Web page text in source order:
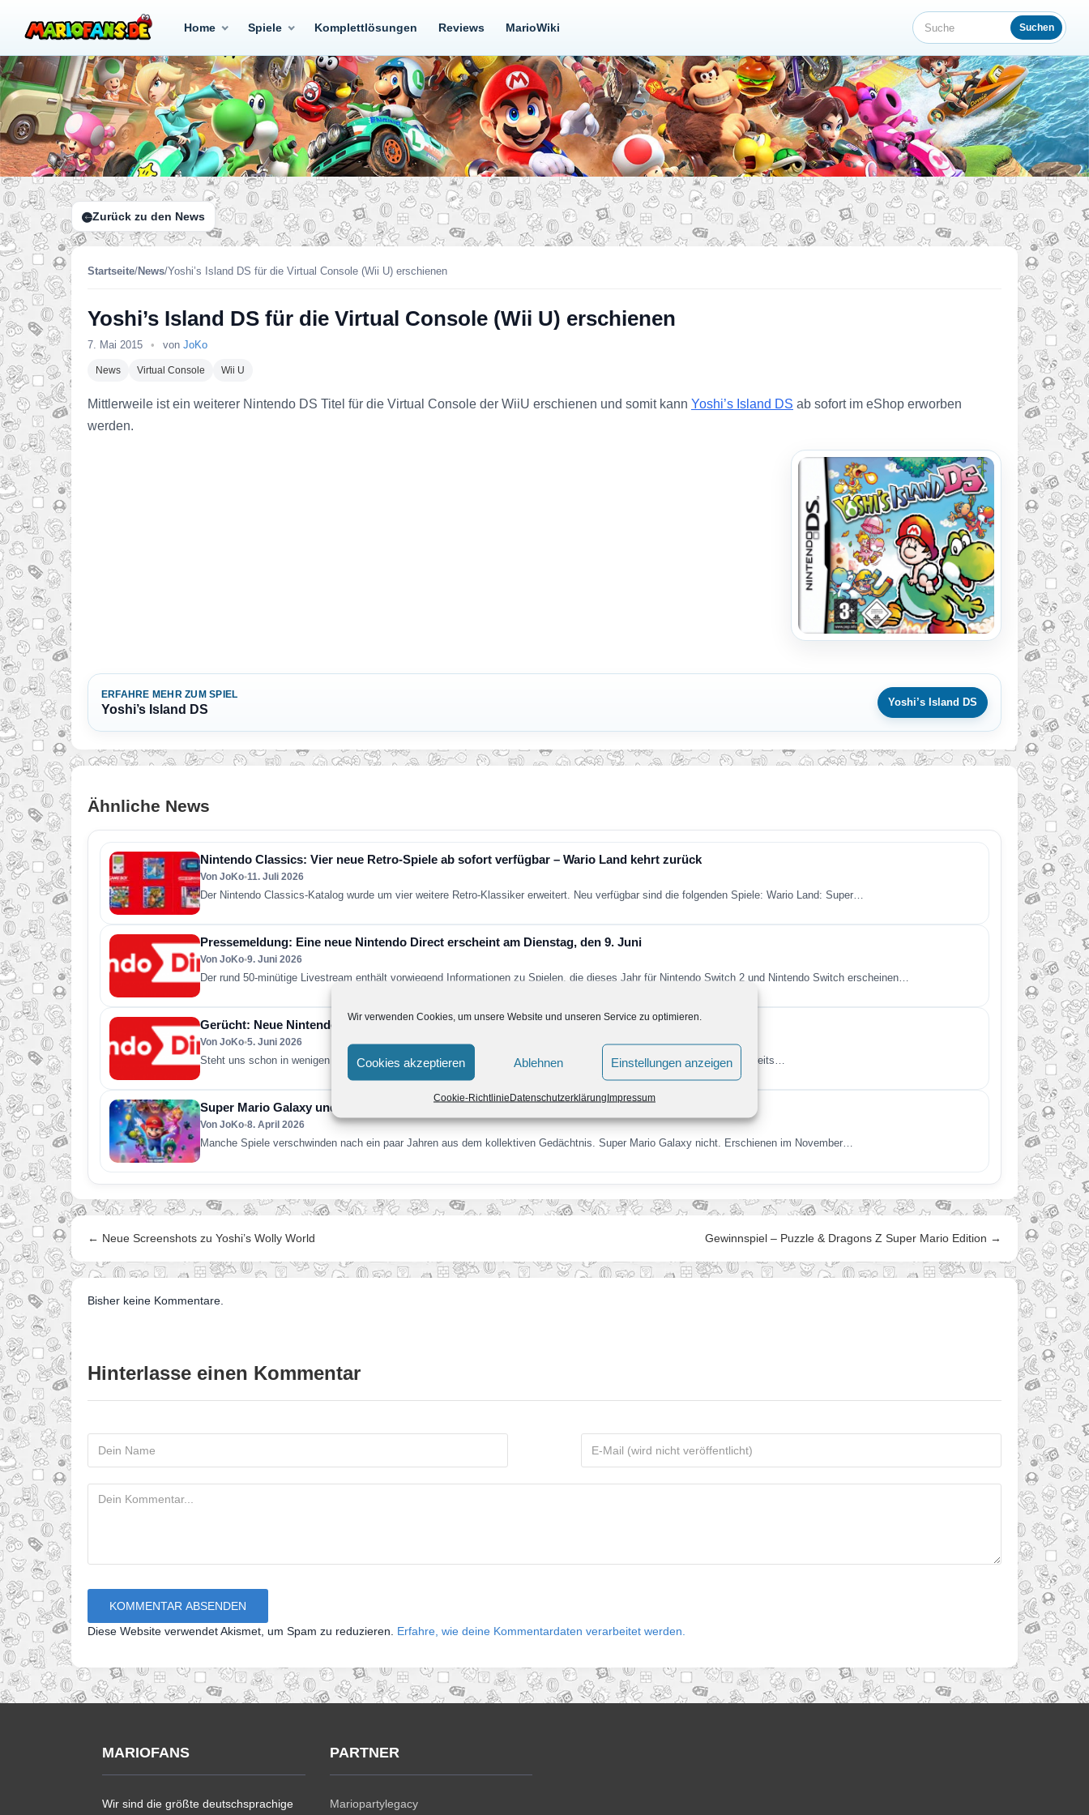
Wir verwenden Cookies, um unsere Website und unseren Service zu optimieren.
Cookies akzeptieren Ablehnen Einstellungen anzeigen
Cookie-RichtlinieDatenschutzerklärungImpressum
Home Spiele Komplettlösungen Reviews MarioWiki Suche Suchen
Zurück zu den News
Startseite/News/Yoshi’s Island DS für die Virtual Console (Wii U) erschienen
Yoshi’s Island DS für die Virtual Console (Wii U) erschienen
7. Mai 2015 • von JoKo
News Virtual Console Wii U
Mittlerweile ist ein weiterer Nintendo DS Titel für die Virtual Console der WiiU erschienen und somit kann Yoshi’s Island DS ab sofort im eShop erworben
werden.
ERFAHRE MEHR ZUM SPIEL
Yoshi’s Island DS
Yoshi’s Island DS
Ähnliche News
Nintendo Classics: Vier neue Retro-Spiele ab sofort verfügbar – Wario Land kehrt zurück
Von JoKo•11. Juli 2026
Der Nintendo Classics-Katalog wurde um vier weitere Retro-Klassiker erweitert. Neu verfügbar sind die folgenden Spiele: Wario Land: Super…
Pressemeldung: Eine neue Nintendo Direct erscheint am Dienstag, den 9. Juni
Von JoKo•9. Juni 2026
Der rund 50-minütige Livestream enthält vorwiegend Informationen zu Spielen, die dieses Jahr für Nintendo Switch 2 und Nintendo Switch erscheinen…
Gerücht: Neue Nintendo Direct findet im Juni 2026 statt
Von JoKo•5. Juni 2026
Steht uns schon in wenigen Tagen die nächste große Nintendo Direct bevor? Laut aktuellen Berichten soll Nintendo bereits…
Super Mario Galaxy und was Fans in den nächsten Jahren erwartet
Von JoKo•8. April 2026
Manche Spiele verschwinden nach ein paar Jahren aus dem kollektiven Gedächtnis. Super Mario Galaxy nicht. Erschienen im November…
← Neue Screenshots zu Yoshi’s Wolly World Gewinnspiel – Puzzle & Dragons Z Super Mario Edition →
Bisher keine Kommentare.
Hinterlasse einen Kommentar
Diese Website verwendet Akismet, um Spam zu reduzieren. Erfahre, wie deine Kommentardaten verarbeitet werden.
MARIOFANS
Wir sind die größte deutschsprachige
PARTNER
Mariopartylegacy